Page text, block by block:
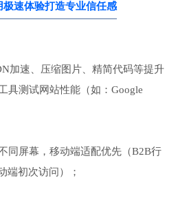
极速体验打造专业信任感
加速、压缩图片、精简代码等提升
具测试网站性能（如：Google
同屏幕，移动端适配优先（B2B行
端初次访问）；